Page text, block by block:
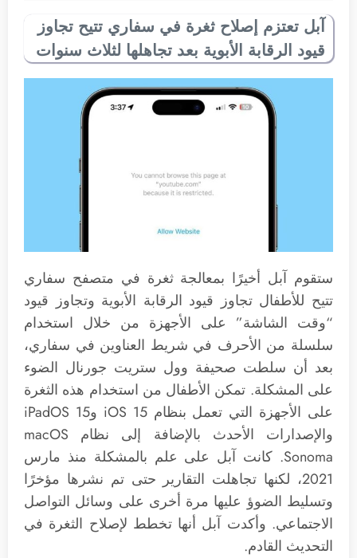
آبل تعتزم إصلاح ثغرة في سفاري تتيح تجاوز
قيود الرقابة الأبوية بعد تجاهلها لثلاث سنوات
ستقوم آبل أخيرًا بمعالجة ثغرة في متصفح سفاري
تتيح للأطفال تجاوز قيود الرقابة الأبوية وتجاوز قيود
“وقت الشاشة” على الأجهزة من خلال استخدام
سلسلة من الأحرف في شريط العناوين في سفاري،
بعد أن سلطت صحيفة وول ستريت جورنال الضوء
على المشكلة. تمكن الأطفال من استخدام هذه الثغرة
على الأجهزة التي تعمل بنظام iOS 15 وiPadOS 15
والإصدارات الأحدث بالإضافة إلى نظام macOS
Sonoma. كانت آبل على علم بالمشكلة منذ مارس
2021، لكنها تجاهلت التقارير حتى تم نشرها مؤخرًا
وتسليط الضوؤ عليها مرة أخرى على وسائل التواصل
الاجتماعي. وأكدت آبل أنها تخطط لإصلاح الثغرة في
التحديث القادم.